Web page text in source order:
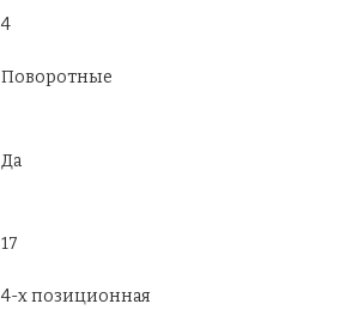
4
Поворотные
Да
17
4-х позиционная